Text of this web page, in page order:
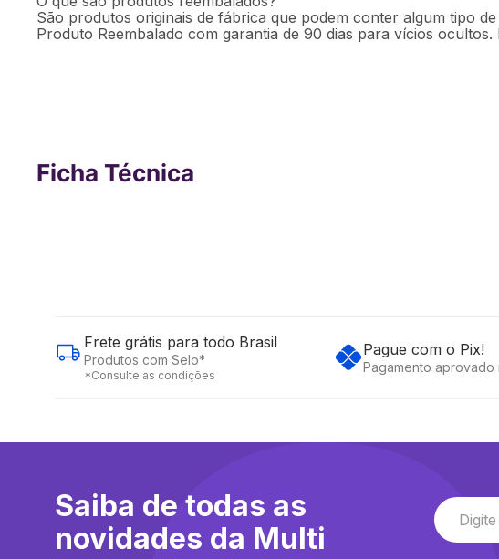
São produtos originais de fábrica que podem conter algum tipo
Produto Reembalado com garantia de 90 dias para vícios
Ficha Técnica
Frete grátis para todo Brasil
Produtos com Selo*
*Consulte as condições
Pague com o Pix!
Pagamento aprovado
Saiba de todas as
novidades da Multi